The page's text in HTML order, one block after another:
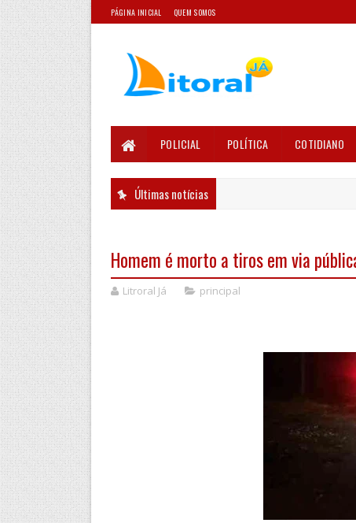
PÁGINA INICIAL QUEM SOMOS
POLICIAL POLÍTICA COTIDIANO
Últimas notícias
Homem é morto a tiros em via
Litroral Já principal